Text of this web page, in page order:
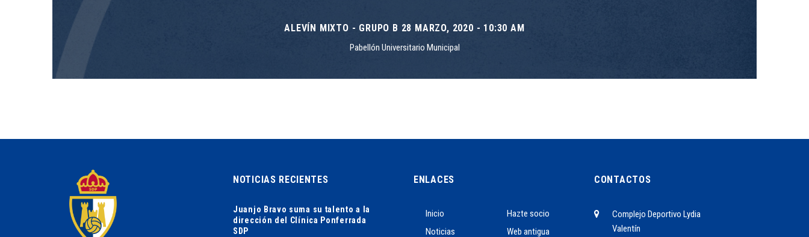
ALEVÍN MIXTO - GRUPO B 28 MARZO, 2020 - 10:30 AM
Pabellón Universitario Municipal
NOTICIAS RECIENTES
Juanjo Bravo suma su talento a la
dirección del Clínica Ponferrada
SDP
ENLACES
Inicio
Hazte socio
Noticias
Web antigua
CONTACTOS
Complejo Deportivo Lydia
Valentín